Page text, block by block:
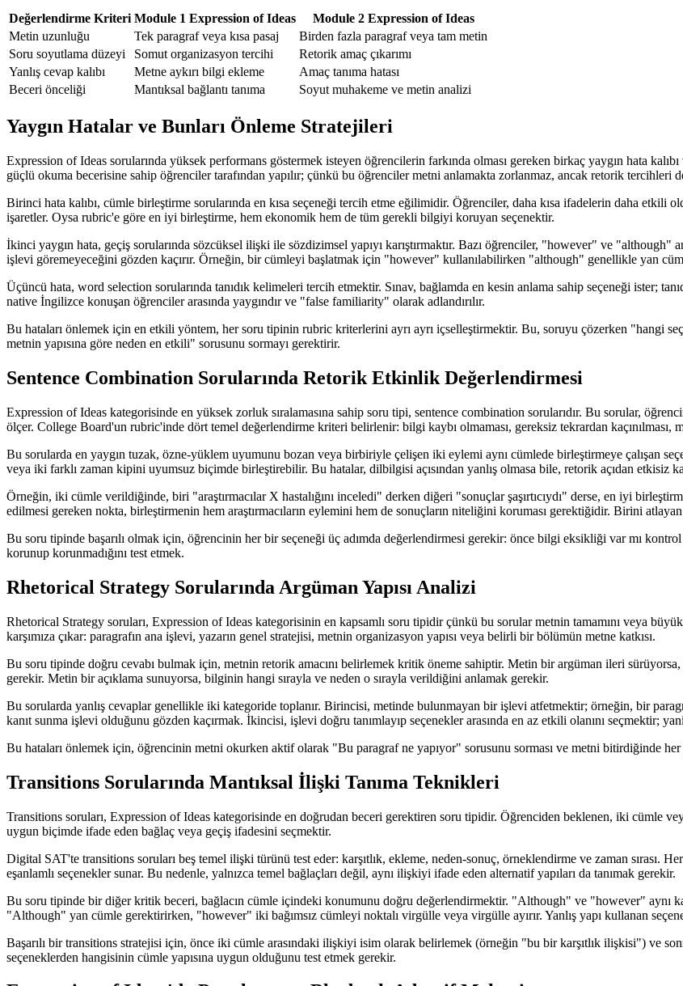
Değerlendirme Kriteri Module 1 Expression of Ideas
Module 2 Expression of Ideas
Metin uzunluğu
Tek paragraf veya kısa pasaj
Birden fazla paragraf veya tam metin
Soru soyutlama düzeyi
Somut organizasyon tercihi
Retorik amaç çıkarımı
Yanlış cevap kalıbı
Metne aykırı bilgi ekleme
Amaç tanıma hatası
Beceri önceliği
Mantıksal bağlantı tanıma Soyut muhakeme ve metin analizi
Yaygın Hatalar ve Bunları Önleme Stratejileri
Expression of Ideas sorularında yüksek performans göstermek isteyen öğrencilerin farkında olması gereken birkaç yaygın hata
güçlü okuma becerisine sahip öğrenciler tarafından yapılır; çünkü bu öğrenciler metni anlamakta zorlanmaz, ancak retorik tercihleri
Birinci hata kalıbı, cümle birleştirme sorularında en kısa seçeneği tercih etme eğilimidir. Öğrenciler, daha kısa ifadelerin daha etkili
işaretler. Oysa rubric'e göre en iyi birleştirme, hem ekonomik hem de tüm gerekli bilgiyi koruyan seçenektir.
İkinci yaygın hata, geçiş sorularında sözcüksel ilişki ile sözdizimsel yapıyı karıştırmaktır. Bazı öğrenciler, "however" ve "although"
işlevi göremeyeceğini gözden kaçırır. Örneğin, bir cümleyi başlatmak için "however" kullanılabilirken "although" genellikle yan
Üçüncü hata, word selection sorularında tanıdık kelimeleri tercih etmektir. Sınav, bağlamda en kesin anlama sahip seçeneği ister;
native İngilizce konuşan öğrenciler arasında yaygındır ve "false familiarity" olarak adlandırılır.
Bu hataları önlemek için en etkili yöntem, her soru tipinin rubric kriterlerini ayrı ayrı içselleştirmektir. Bu, soruyu çözerken "hangi
metnin yapısına göre neden en etkili" sorusunu sormayı gerektirir.
Sentence Combination Sorularında Retorik Etkinlik Değerlendirmesi
Expression of Ideas kategorisinde en yüksek zorluk sıralamasına sahip soru tipi, sentence combination sorularıdır. Bu sorular,
ölçer. College Board'un rubric'inde dört temel değerlendirme kriteri belirlenir: bilgi kaybı olmaması, gereksiz tekrardan kaçınılması,
Bu sorularda en yaygın tuzak, özne-yüklem uyumunu bozan veya birbiriyle çelişen iki eylemi aynı cümlede birleştirmeye çalışan
veya iki farklı zaman kipini uyumsuz biçimde birleştirebilir. Bu hatalar, dilbilgisi açısından yanlış olmasa bile, retorik açıdan etkisiz
Örneğin, iki cümle verildiğinde, biri "araştırmacılar X hastalığını inceledi" derken diğeri "sonuçlar şaşırtıcıydı" derse, en iyi
edilmesi gereken nokta, birleştirmenin hem araştırmacıların eylemini hem de sonuçların niteliğini koruması gerektiğidir. Birini
Bu soru tipinde başarılı olmak için, öğrencinin her bir seçeneği üç adımda değerlendirmesi gerekir: önce bilgi eksikliği var mı
korunup korunmadığını test etmek.
Rhetorical Strategy Sorularında Argüman Yapısı Analizi
Rhetorical Strategy soruları, Expression of Ideas kategorisinin en kapsamlı soru tipidir çünkü bu sorular metnin tamamını veya
karşımıza çıkar: paragrafın ana işlevi, yazarın genel stratejisi, metnin organizasyon yapısı veya belirli bir bölümün metne katkısı.
Bu soru tipinde doğru cevabı bulmak için, metnin retorik amacını belirlemek kritik öneme sahiptir. Metin bir argüman ileri sürüyorsa,
gerekir. Metin bir açıklama sunuyorsa, bilginin hangi sırayla ve neden o sırayla verildiğini anlamak gerekir.
Bu sorularda yanlış cevaplar genellikle iki kategoride toplanır. Birincisi, metinde bulunmayan bir işlevi atfetmektir; örneğin, bir
kanıt sunma işlevi olduğunu gözden kaçırmak. İkincisi, işlevi doğru tanımlayıp seçenekler arasında en az etkili olanını seçmektir;
Bu hataları önlemek için, öğrencinin metni okurken aktif olarak "Bu paragraf ne yapıyor" sorusunu sorması ve metni bitirdiğinde
Transitions Sorularında Mantıksal İlişki Tanıma Teknikleri
Transitions soruları, Expression of Ideas kategorisinde en doğrudan beceri gerektiren soru tipidir. Öğrenciden beklenen, iki cümle
uygun biçimde ifade eden bağlaç veya geçiş ifadesini seçmektir.
Digital SAT'te transitions soruları beş temel ilişki türünü test eder: karşıtlık, ekleme, neden-sonuç, örneklendirme ve zaman sırası.
eşanlamlı seçenekler sunar. Bu nedenle, yalnızca temel bağlaçları değil, aynı ilişkiyi ifade eden alternatif yapıları da tanımak gerekir.
Bu soru tipinde bir diğer kritik beceri, bağlacın cümle içindeki konumunu doğru değerlendirmektir. "Although" ve "however" aynı
"Although" yan cümle gerektirirken, "however" iki bağımsız cümleyi noktalı virgülle veya virgülle ayırır. Yanlış yapı kullanan
Başarılı bir transitions stratejisi için, önce iki cümle arasındaki ilişkiyi isim olarak belirlemek (örneğin "bu bir karşıtlık ilişkisi") ve
seçeneklerden hangisinin cümle yapısına uygun olduğunu test etmek gerekir.